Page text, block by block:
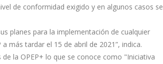
de conformidad exigido y en algunos casos se
planes para la implementación de cualquier
más tardar el 15 de abril de 2021”, indica.
la OPEP+ lo que se conoce como "Iniciativa